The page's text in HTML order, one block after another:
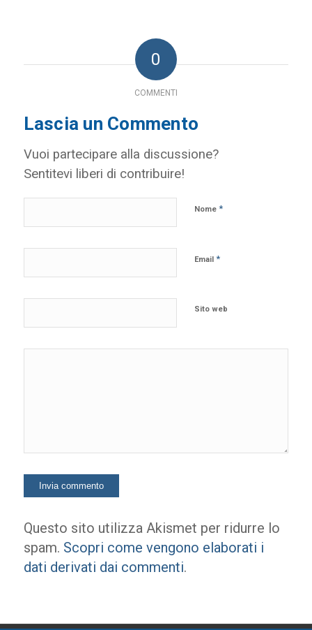
0
COMMENTI
Lascia un Commento
Vuoi partecipare alla discussione?
Sentitevi liberi di contribuire!
Nome *
Email *
Sito web
Questo sito utilizza Akismet per ridurre lo
spam. Scopri come vengono elaborati i
dati derivati dai commenti.